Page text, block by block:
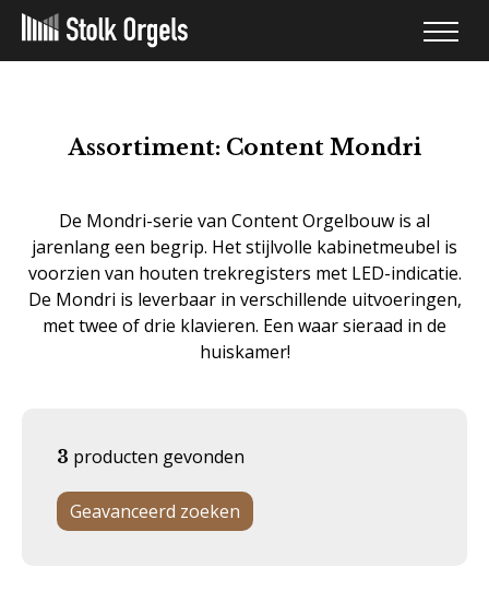
Assortiment: Content Mondri
De Mondri-serie van Content Orgelbouw is al
jarenlang een begrip. Het stijlvolle kabinetmeubel is
voorzien van houten trekregisters met LED-indicatie.
De Mondri is leverbaar in verschillende uitvoeringen,
met twee of drie klavieren. Een waar sieraad in de
huiskamer!
3 producten gevonden
Geavanceerd zoeken